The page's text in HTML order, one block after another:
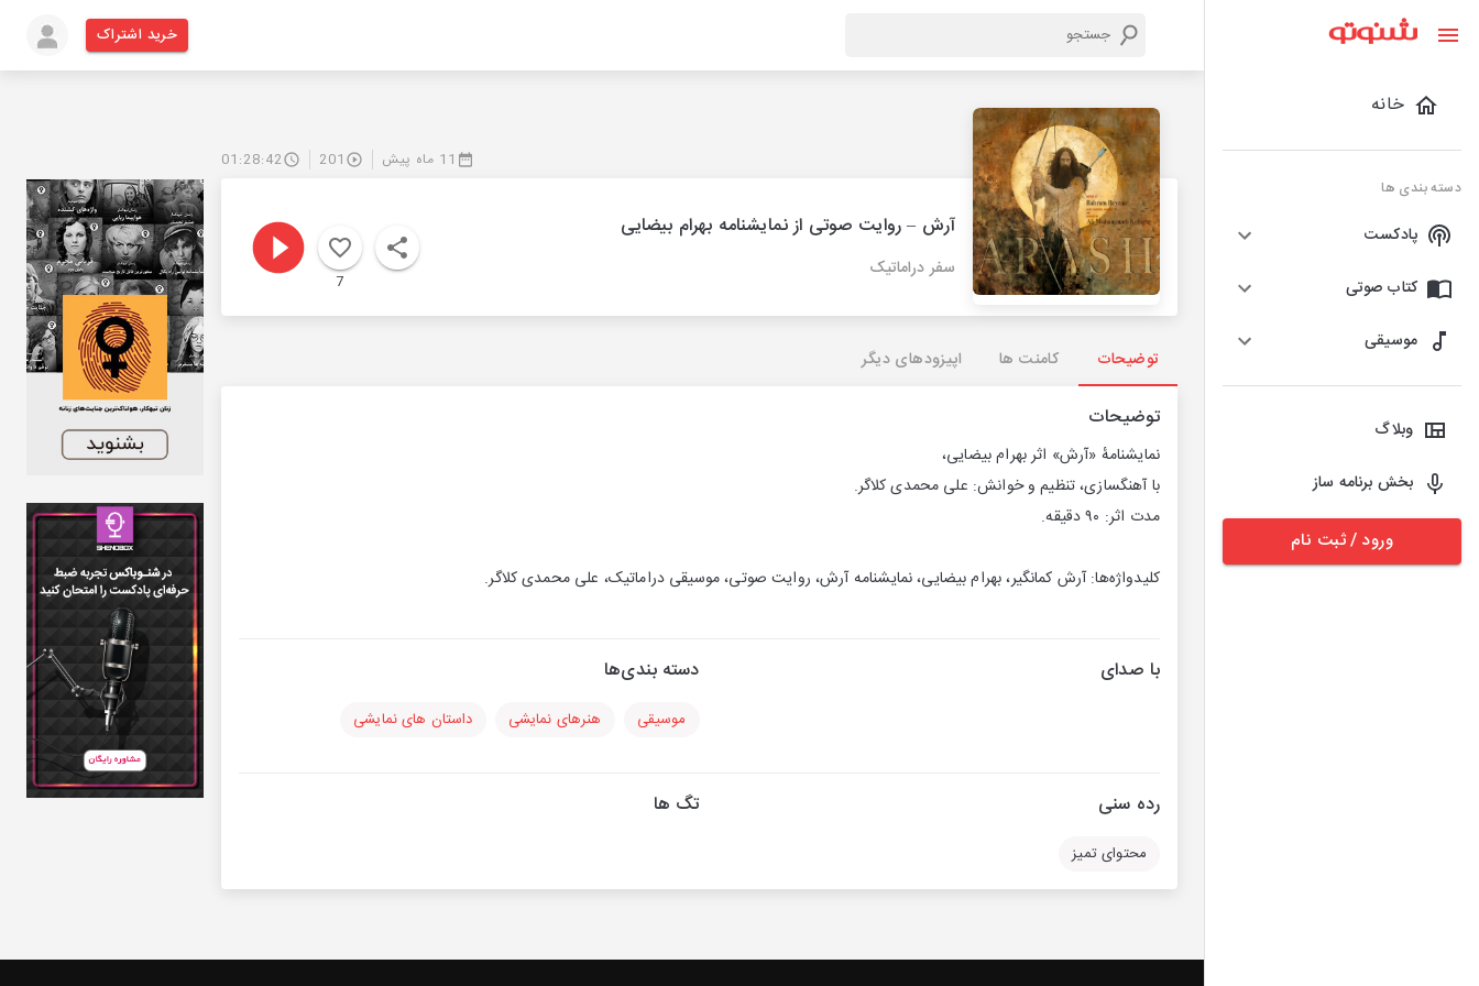
خانه
دسته بندی ها
پادکست
کتاب صوتی
موسیقی
وبلاگ
بخش برنامه ساز
ورود / ثبت نام
خرید اشتراک
11 ماه پیش 201
01:28:42
آرش – روایت صوتی از نمایشنامه بهرام بیضایی
سفر دراماتیک
7
توضیحات کامنت ها اپیزودهای دیگر
توضیحات
نمایشنامهٔ «آرش» اثر بهرام بیضایی،
با آهنگسازی، تنظیم و خوانش: علی محمدی کلاگر.
مدت اثر: ۹۰ دقیقه.
کلیدواژه‌ها: آرش کمانگیر، بهرام بیضایی، نمایشنامه آرش، روایت صوتی، موسیقی دراماتیک، علی محمدی کلاگر.
با صدای دسته بندی‌ها
موسیقی هنرهای نمایشی داستان های نمایشی
رده سنی
محتوای تمیز
تگ ها